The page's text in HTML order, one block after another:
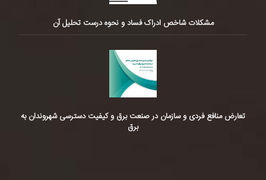
مشکلات شاخص ادراک فساد و نحوه درست تحلیل آن
تعارض منافع فردی و سازمان در صنعت برق و کیفیت دسترسی شهروندان به
برق